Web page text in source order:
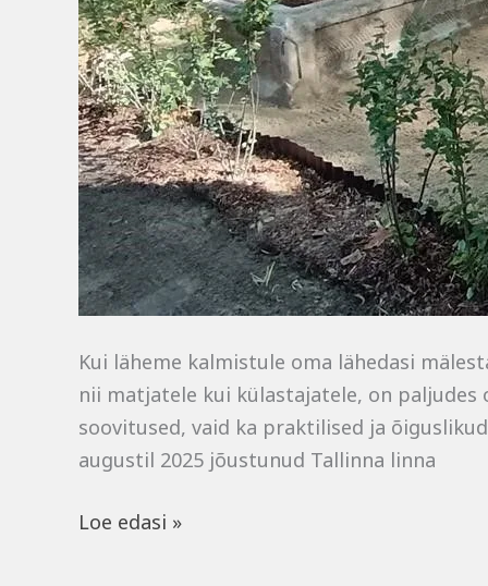
Kui läheme kalmistule oma lähedasi
nii matjatele kui külastajatele, on
soovitused, vaid ka praktilised ja
augustil 2025 jõustunud Tallinna linna
Loe edasi »